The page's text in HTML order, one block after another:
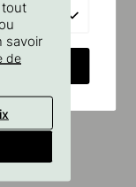
tout
savoir
de